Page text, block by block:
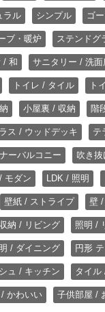
ラル シンプル ゴ
ブ・暖炉 ステンドグ
/ 和 サニタリー / 洗
トイレ / タイル ト
小屋裏 / 収納 階
ス / ウッドデッキ テ
ーバルコニー 吹き
モダン LDK / 照明
壁紙 / ストライプ 壁
収納 / リビング 照明 /
/ ダイニング 円形
ュ / キッチン タイル
かわいい 子供部屋 /